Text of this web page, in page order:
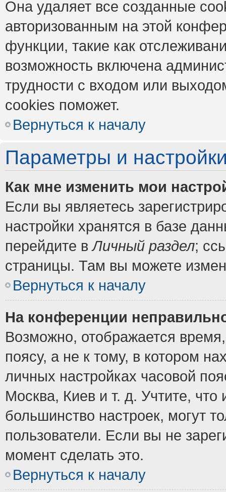
Она удаляет все созданные
авторизованным на этой
функции, такие как
возможность включена
трудности с входом или
cookies поможет.
Вернуться к началу
Параметры и
Как мне изменить мои
Если вы являетесь
настройки хранятся в базе
перейдите вЛичный раздел;
страницы. Там вы можете
Вернуться к началу
На конференции
Возможно, отображается
поясу, а не к тому, в котором
личных настройках часовой
Москва, Киев и т. д. Учтите, что
большинство настроек, могут
пользователи. Если вы не
момент сделать это.
Вернуться к началу